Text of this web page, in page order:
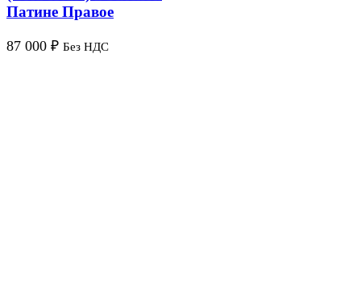
Патине Правое
87 000 ₽ Без НДС